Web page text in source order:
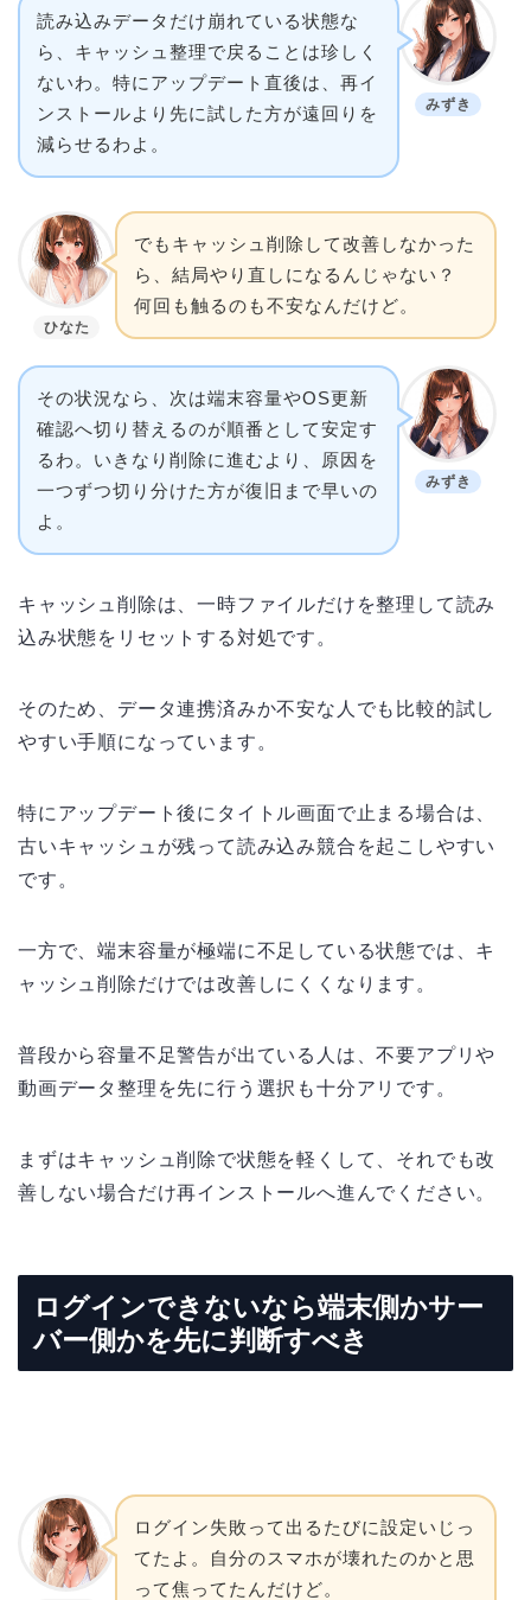
みずき
読み込みデータだけ崩れている状態な
ら、キャッシュ整理で戻ることは珍しく
ないわ。特にアップデート直後は、再イ
ンストールより先に試した方が遠回りを
減らせるわよ。
ひなた
でもキャッシュ削除して改善しなかった
ら、結局やり直しになるんじゃない？
何回も触るのも不安なんだけど。
みずき
その状況なら、次は端末容量やOS更新
確認へ切り替えるのが順番として安定す
るわ。いきなり削除に進むより、原因を
一つずつ切り分けた方が復旧まで早いの
よ。
キャッシュ削除は、一時ファイルだけを整理して読み
込み状態をリセットする対処です。
そのため、データ連携済みか不安な人でも比較的試し
やすい手順になっています。
特にアップデート後にタイトル画面で止まる場合は、
古いキャッシュが残って読み込み競合を起こしやすい
です。
一方で、端末容量が極端に不足している状態では、キ
ャッシュ削除だけでは改善しにくくなります。
普段から容量不足警告が出ている人は、不要アプリや
動画データ整理を先に行う選択も十分アリです。
まずはキャッシュ削除で状態を軽くして、それでも改
善しない場合だけ再インストールへ進んでください。
ログインできないなら端末側かサー
バー側かを先に判断すべき
ログイン失敗って出るたびに設定いじっ
てたよ。自分のスマホが壊れたのかと思
って焦ってたんだけど。